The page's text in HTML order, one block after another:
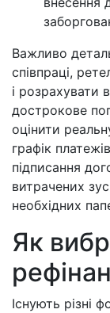
Важливо
співпраці,
і розрахувати
дострокове
оцінити
графік
підписання
витрачених
необхідних
Як
Існують різні